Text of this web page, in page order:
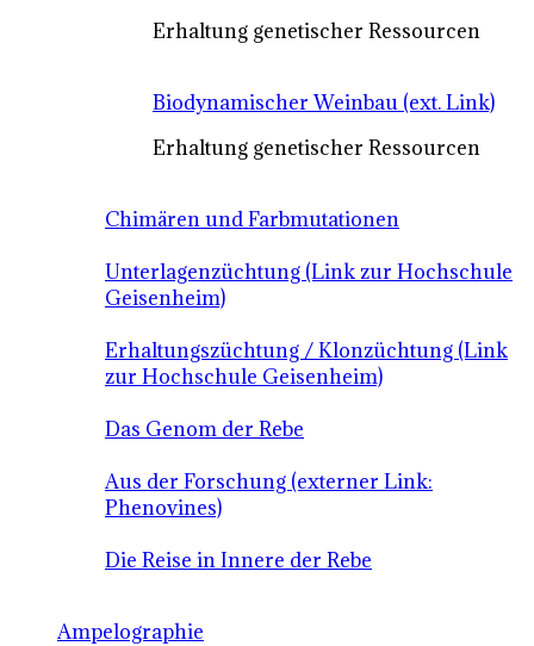
Erhaltung genetischer Ressourcen
Biodynamischer Weinbau (ext. Link)
Erhaltung genetischer Ressourcen
Chimären und Farbmutationen
Unterlagenzüchtung (Link zur Hochschule
Geisenheim)
Erhaltungszüchtung / Klonzüchtung (Link
zur Hochschule Geisenheim)
Das Genom der Rebe
Aus der Forschung (externer Link:
Phenovines)
Die Reise in Innere der Rebe
Ampelographie